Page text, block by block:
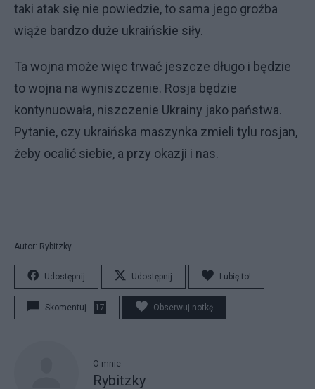
taki atak się nie powiedzie, to sama jego groźba
wiąże bardzo duże ukraińskie siły.
Ta wojna może więc trwać jeszcze długo i będzie
to wojna na wyniszczenie. Rosja będzie
kontynuowała, niszczenie Ukrainy jako państwa.
Pytanie, czy ukraińska maszynka zmieli tylu rosjan,
żeby ocalić siebie, a przy okazji i nas.
Autor: Rybitzky
Udostępnij Udostępnij Lubię to!
Skomentuj 17 Obserwuj notkę
O mnie
Rybitzky